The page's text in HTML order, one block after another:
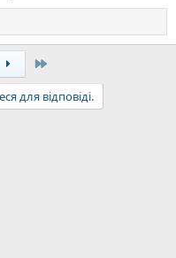
для відповіді.